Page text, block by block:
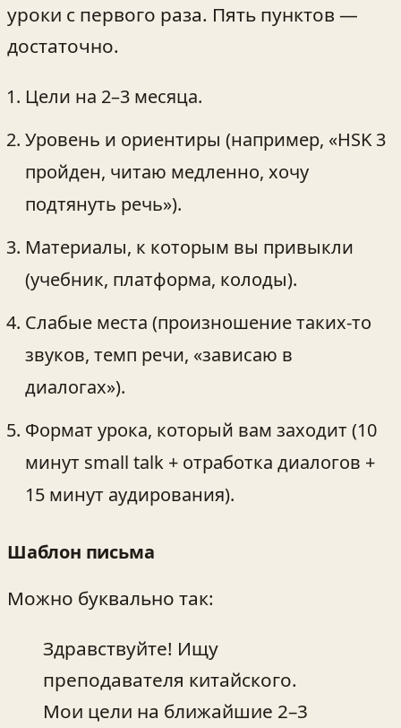
уроки с первого раза. Пять пунктов —
достаточно.
Цели на 2–3 месяца.
Уровень и ориентиры (например, «HSK 3
пройден, читаю медленно, хочу
подтянуть речь»).
Материалы, к которым вы привыкли
(учебник, платформа, колоды).
Слабые места (произношение таких-то
звуков, темп речи, «зависаю в
диалогах»).
Формат урока, который вам заходит (10
минут small talk + отработка диалогов +
15 минут аудирования).
Шаблон письма
Можно буквально так:
Здравствуйте! Ищу
преподавателя китайского.
Мои цели на ближайшие 2–3